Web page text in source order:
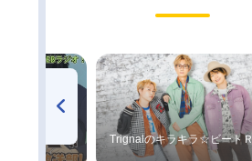
Trignalのキラキラ☆ビートＲ